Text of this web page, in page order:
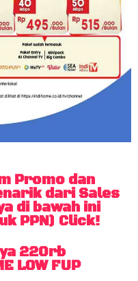
Promo dan
dari Sales
di bawah ini
PPN) Click!
220rb
LOW FUP